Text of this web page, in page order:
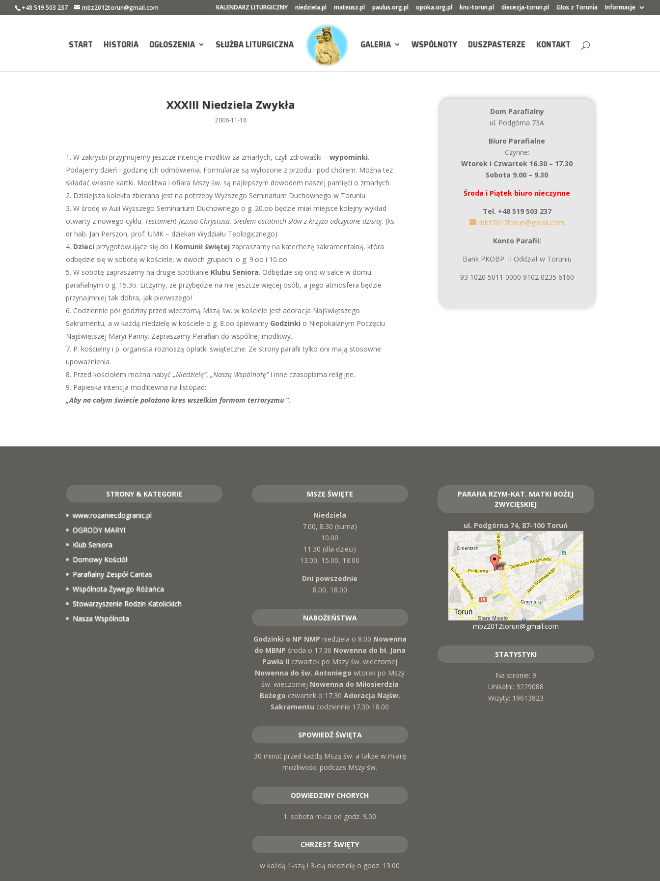
+48 519 503 237 mbz2012torun@gmail.com KALENDARZ LITURGICZNY niedziela.pl mateusz.pl paulus.org.pl opoka.org.pl knc-torun.pl diecezja-torun.pl Głos z Torunia Informacje
START HISTORIA OGŁOSZENIA SŁUŻBA LITURGICZNA GALERIA WSPÓLNOTY DUSZPASTERZE KONTAKT
XXXIII Niedziela Zwykła
2006-11-18
W zakrystii przyjmujemy jeszcze intencje modlitw za zmarłych, czyli zdrowaśki –wypominki.
Podajemy dzień i godzinę ich odmówienia. Formularze są wyłożone z przodu i pod chórem. Można tez
składać własne kartki. Modlitwa i ofiara Mszy św. są najlepszym dowodem naszej pamięci o zmarłych.
Dzisiejsza kolekta zbierana jest na potrzeby Wyższego Seminarium Duchownego w Toruniu.
W środę w Auli Wyższego Seminarium Duchownego o g. 20.oo będzie miał miejsce kolejny wykład
otwarty z nowego cyklu: Testament Jezusa Chrystusa. Siedem ostatnich słów z krzyża odczytane dzisiaj. (ks.
dr hab. Jan Perszon, prof. UMK – dziekan Wydziału Teologicznego)
Dzieci przygotowujące się do I Komunii świętej zapraszamy na katechezę sakramentalną, która
odbędzie się w sobotę w kościele, w dwóch grupach: o g. 9.oo i 10.oo.
W sobotę zapraszamy na drugie spotkanie Klubu Seniora. Odbędzie się ono w salce w domu
parafialnym o g. 15.3o. Liczymy, że przybędzie na nie jeszcze więcej osób, a jego atmosfera będzie
przynajmniej tak dobra, jak pierwszego!
Codziennie pół godziny przed wieczorną Mszą św. w kościele jest adoracja Najświętszego
Sakramentu, a w każdą niedzielę w kościele o g. 8.oo śpiewamy Godzinki o Niepokalanym Poczęciu
Najświętszej Maryi Panny. Zapraszamy Parafian do wspólnej modlitwy.
P. kościelny i p. organista roznoszą opłatki świąteczne. Ze strony parafii tylko oni mają stosowne
upoważnienia.
Przed kościołem można nabyć„Niedzielę”,„Naszą Wspólnotę”i inne czasopisma religijne.
Papieska intencja modlitewna na listopad:
„Aby na całym świecie położono kres wszelkim formom terroryzmu ”.
Dom Parafialny
ul. Podgórna 73A
Biuro Parafialne
Czynne:
Wtorek i Czwartek 16.30 – 17.30
Sobota 9.00 – 9.30
Środa i Piątek biuro nieczynne
Tel. +48 519 503 237
mbz2012torun@gmail.com
Konto Parafii:
Bank PKOBP. II Oddział w Toruniu
93 1020 5011 0000 9102 0235 6160
STRONY & KATEGORIE
www.rozaniecdogranic.pl
OGRODY MARYI
Klub Seniora
Domowy Kościół
Parafialny Zespół Caritas
Wspólnota Żywego Różańca
Stowarzyszenie Rodzin Katolickich
Nasza Wspólnota
MSZE ŚWIĘTE
Niedziela
7.00, 8.30 (suma)
10.00
11.30 (dla dzieci)
13.00, 15.00, 18.00
Dni powszednie
8.00, 18.00
NABOŻEŃSTWA
Godzinki o NP NMP niedziela o 8.00 Nowenna
do MBNP środa o 17.30 Nowenna do bł. Jana
Pawła II czwartek po Mszy św. wieczornej
Nowenna do św. Antoniegowtorek po Mszy
św. wieczornej Nowenna do Miłosierdzia
Bożego czwartek o 17.30 Adoracja Najśw.
Sakramentu codziennie 17.30-18.00
SPOWIEDŹ ŚWIĘTA
30 minut przed każdą Mszą św. a także w miarę
możliwości podczas Mszy św.
ODWIEDZINY CHORYCH
1. sobota m-ca od godz. 9.00
CHRZEST ŚWIĘTY
w każdą 1-szą i 3-cią niedzielę o godz. 13.00
PARAFIA RZYM-KAT. MATKI BOŻEJ
ZWYCIĘSKIEJ
ul. Podgórna 74, 87-100 Toruń
mbz2012torun@gmail.com
STATYSTYKI
Na stronie: 9
Unikalni: 3229088
Wizyty: 19613823